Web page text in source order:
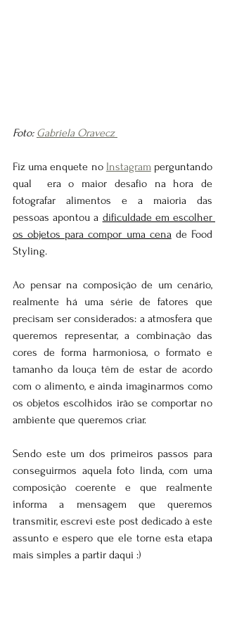
Foto: Gabriela Oravecz
Fiz uma enquete no Instagram perguntando
qual  era o maior desafio na hora de
fotografar alimentos e a maioria das
pessoas apontou a dificuldade em escolher
os objetos para compor uma cena de Food
Styling.
Ao pensar na composição de um cenário,
realmente há uma série de fatores que
precisam ser considerados: a atmosfera que
queremos representar, a combinação das
cores de forma harmoniosa, o formato e
tamanho da louça têm de estar de acordo
com o alimento, e ainda imaginarmos como
os objetos escolhidos irão se comportar no
ambiente que queremos criar.
Sendo este um dos primeiros passos para
conseguirmos aquela foto linda, com uma
composição coerente e que realmente
informa a mensagem que queremos
transmitir, escrevi este post dedicado à este
assunto e espero que ele torne esta etapa
mais simples a partir daqui :)